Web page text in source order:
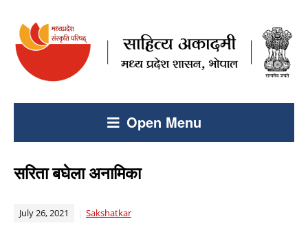
Open Menu
सरिता बघेला अनामिका
July 26, 2021 Sakshatkar